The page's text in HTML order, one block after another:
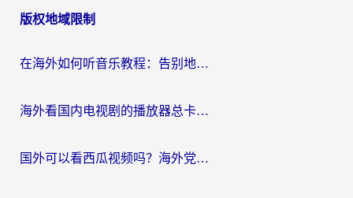
导
版权地域限制
在海外如何听音乐教程：告别地域限制，随时听见国内的声音
海外看国内电视剧的播放器总卡顿？选对回国加速器才是关键
国外可以看西瓜视频吗？海外党追剧看片的终极解决方案